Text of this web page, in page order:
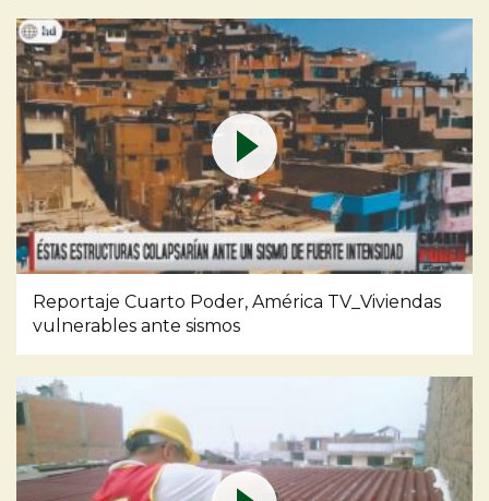
Reportaje Cuarto Poder, América TV_Viviendas
vulnerables ante sismos